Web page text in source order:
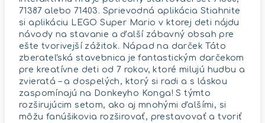
71387 alebo 71403. Sprievodná aplikácia Stiahnite
si aplikáciu LEGO Super Mario v ktorej deti nájdu
návody na stavanie a ďalší zábavný obsah pre
ešte tvorivejší zážitok. Nápad na darček Táto
zberateľská stavebnica je fantastickým darčekom
pre kreatívne deti od 7 rokov, ktoré milujú hudbu a
zvieratá – a dospelých, ktorý si radi a s láskou
zaspomínajú na Donkeyho Konga! S týmto
rozširujúcim setom, ako aj mnohými ďalšími, si
môžu fanúšikovia rozširovať, prestavovať a tvoriť